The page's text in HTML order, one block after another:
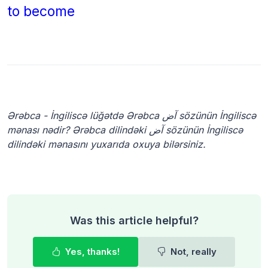
to become
Ərəbca - İngiliscə lüğətdə Ərəbca آض sözünün İngiliscə
mənası nədir? Ərəbca dilindəki آض sözünün İngiliscə
dilindəki mənasını yuxarıda oxuya bilərsiniz.
Was this article helpful?
Yes, thanks! Not, really